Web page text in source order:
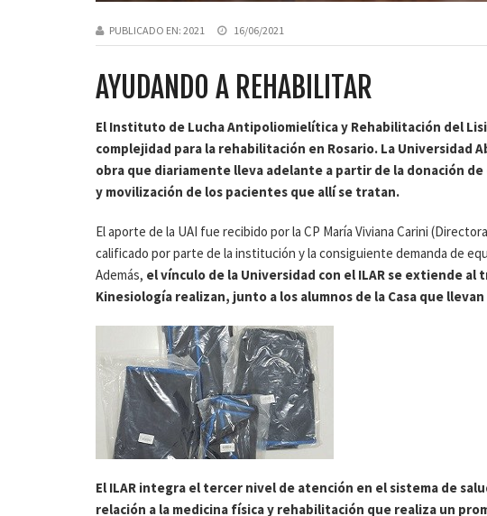
PUBLICADO EN: 2021 16/06/2021
AYUDANDO A REHABILITAR
El Instituto de Lucha Antipoliomielítica y Rehabilitación del
complejidad para la rehabilitación en Rosario. La Universidad
obra que diariamente lleva adelante a partir de la donación
y movilización de los pacientes que allí se tratan.
El aporte de la UAI fue recibido por la CP María Viviana Carini
calificado por parte de la institución y la consiguiente demanda de
Además, el vínculo de la Universidad con el ILAR se extiende
Kinesiología realizan, junto a los alumnos de la Casa que
El ILAR integra el tercer nivel de atención en el sistema de
relación a la medicina física y rehabilitación que realiza un